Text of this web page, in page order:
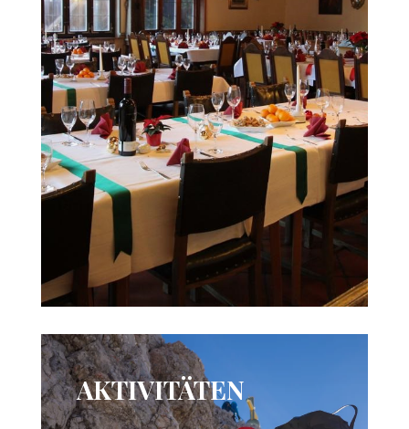
AKTIVITÄTEN
FREIZEITANGEBOTE IN
GARMISCH-PARTENKIRCHEN